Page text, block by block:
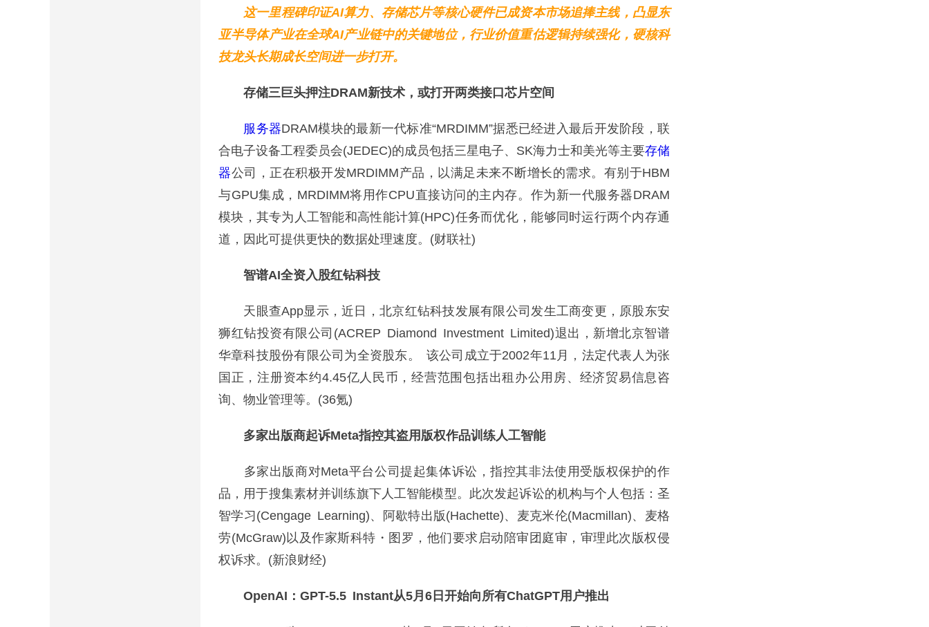
这一里程碑印证AI算力、存储芯片等核心硬件已成资本市场追捧主线，凸显东
亚半导体产业在全球AI产业链中的关键地位，行业价值重估逻辑持续强化，硬核科
技龙头长期成长空间进一步打开。
存储三巨头押注DRAM新技术，或打开两类接口芯片空间
服务器DRAM模块的最新一代标准“MRDIMM”据悉已经进入最后开发阶段，联
合电子设备工程委员会(JEDEC)的成员包括三星电子、SK海力士和美光等主要存储
器公司，正在积极开发MRDIMM产品，以满足未来不断增长的需求。有别于HBM
与GPU集成，MRDIMM将用作CPU直接访问的主内存。作为新一代服务器DRAM
模块，其专为人工智能和高性能计算(HPC)任务而优化，能够同时运行两个内存通
道，因此可提供更快的数据处理速度。(财联社)
智谱AI全资入股红钻科技
天眼查App显示，近日，北京红钻科技发展有限公司发生工商变更，原股东安
狮红钻投资有限公司(ACREP Diamond Investment Limited)退出，新增北京智谱
华章科技股份有限公司为全资股东。 该公司成立于2002年11月，法定代表人为张
国正，注册资本约4.45亿人民币，经营范围包括出租办公用房、经济贸易信息咨
询、物业管理等。(36氪)
多家出版商起诉Meta指控其盗用版权作品训练人工智能
多家出版商对Meta平台公司提起集体诉讼，指控其非法使用受版权保护的作
品，用于搜集素材并训练旗下人工智能模型。此次发起诉讼的机构与个人包括：圣
智学习(Cengage Learning)、阿歇特出版(Hachette)、麦克米伦(Macmillan)、麦格
劳(McGraw)以及作家斯科特・图罗，他们要求启动陪审团庭审，审理此次版权侵
权诉求。(新浪财经)
OpenAI：GPT-5.5 Instant从5月6日开始向所有ChatGPT用户推出